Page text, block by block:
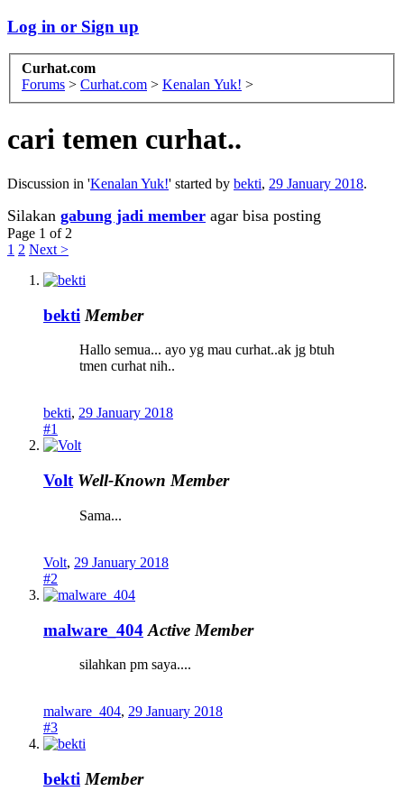
Log in or Sign up
Curhat.com
Forums > Curhat.com > Kenalan Yuk! >
cari temen curhat..
Discussion in 'Kenalan Yuk!' started by bekti, 29 January 2018.
Silakan gabung jadi member agar bisa posting
Page 1 of 2
1 2 Next >
bekti Member
Hallo semua... ayo yg mau curhat..ak jg btuh
tmen curhat nih..
bekti, 29 January 2018
#1
Volt Well-Known Member
Sama...
Volt, 29 January 2018
#2
malware_404 Active Member
silahkan pm saya....
malware_404, 29 January 2018
#3
bekti Member